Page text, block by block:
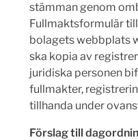
stämman genom
Fullmaktsformulär
bolagets webbplats
ska kopia av
juridiska personen
fullmakter,
tillhanda under
Förslag till